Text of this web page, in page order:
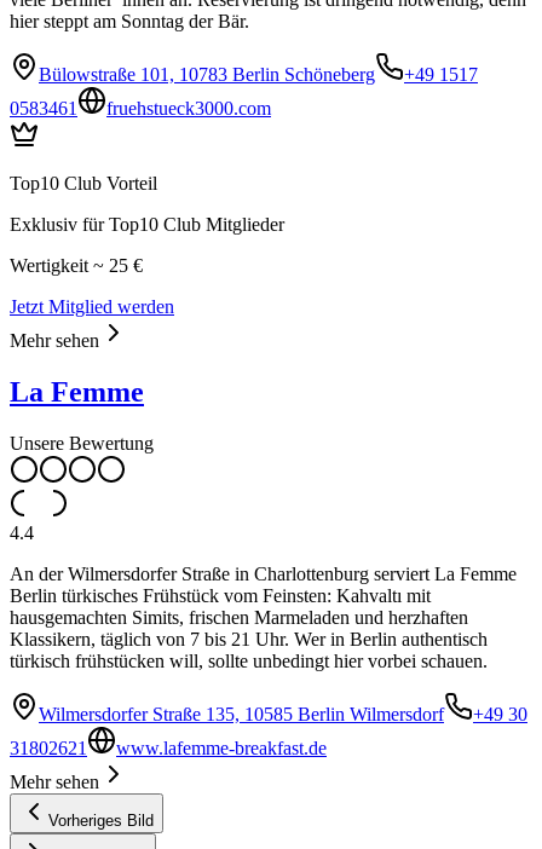
hier steppt am Sonntag der Bär.
Bülowstraße 101, 10783 Berlin Schöneberg
+49 1517
0583461
fruehstueck3000.com
Top10 Club Vorteil
Exklusiv für Top10 Club Mitglieder
Wertigkeit ~ 25 €
Jetzt Mitglied werden
Mehr sehen
La Femme
Unsere Bewertung
4.4
An der Wilmersdorfer Straße in Charlottenburg serviert La Femme
Berlin türkisches Frühstück vom Feinsten: Kahvaltı mit
hausgemachten Simits, frischen Marmeladen und herzhaften
Klassikern, täglich von 7 bis 21 Uhr. Wer in Berlin authentisch
türkisch frühstücken will, sollte unbedingt hier vorbei schauen.
Wilmersdorfer Straße 135, 10585 Berlin Wilmersdorf
+49 30
31802621
www.lafemme-breakfast.de
Mehr sehen
Vorheriges Bild